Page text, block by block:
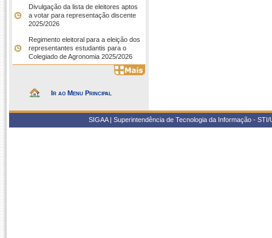
Divulgação da lista de eleitores aptos
a votar para representação discente
2025/2026
Regimento eleitoral para a eleição dos
representantes estudantis para o
Colegiado de Agronomia 2025/2026
Ir ao Menu Principal
SIGAA | Superintendência de Tecnologia da Informação -